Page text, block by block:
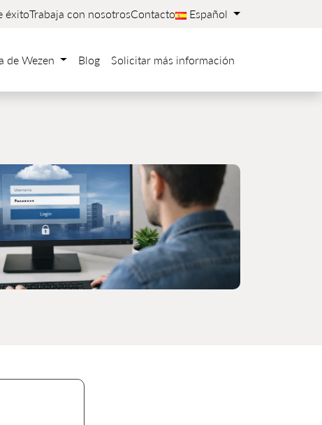
éxitoTrabaja con nosotrosContacto Español
de Wezen Blog Solicitar más información